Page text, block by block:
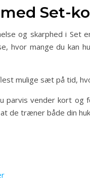
Set-
og skarphed i Set
hvor mange du kan
mulige sæt på tid,
parvis vender kort
de træner både din